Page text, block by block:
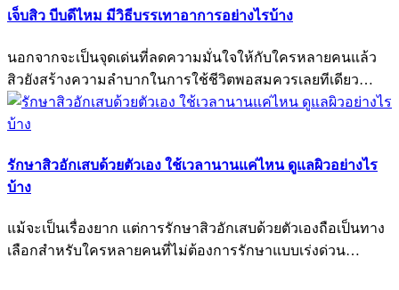
เจ็บสิว บีบดีไหม มีวิธีบรรเทาอาการอย่างไรบ้าง
นอกจากจะเป็นจุดเด่นที่ลดความมั่นใจให้กับใครหลายคนแล้ว
สิวยังสร้างความลำบากในการใช้ชีวิตพอสมควรเลยทีเดียว…
รักษาสิวอักเสบด้วยตัวเอง ใช้เวลานานแค่ไหน ดูแลผิวอย่างไร
บ้าง
แม้จะเป็นเรื่องยาก แต่การรักษาสิวอักเสบด้วยตัวเองถือเป็นทาง
เลือกสำหรับใครหลายคนที่ไม่ต้องการรักษาแบบเร่งด่วน…